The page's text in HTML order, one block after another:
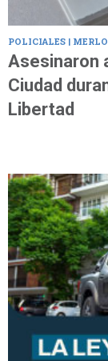
POLICIALES | MERLO
Asesinaron
Ciudad
Libertad